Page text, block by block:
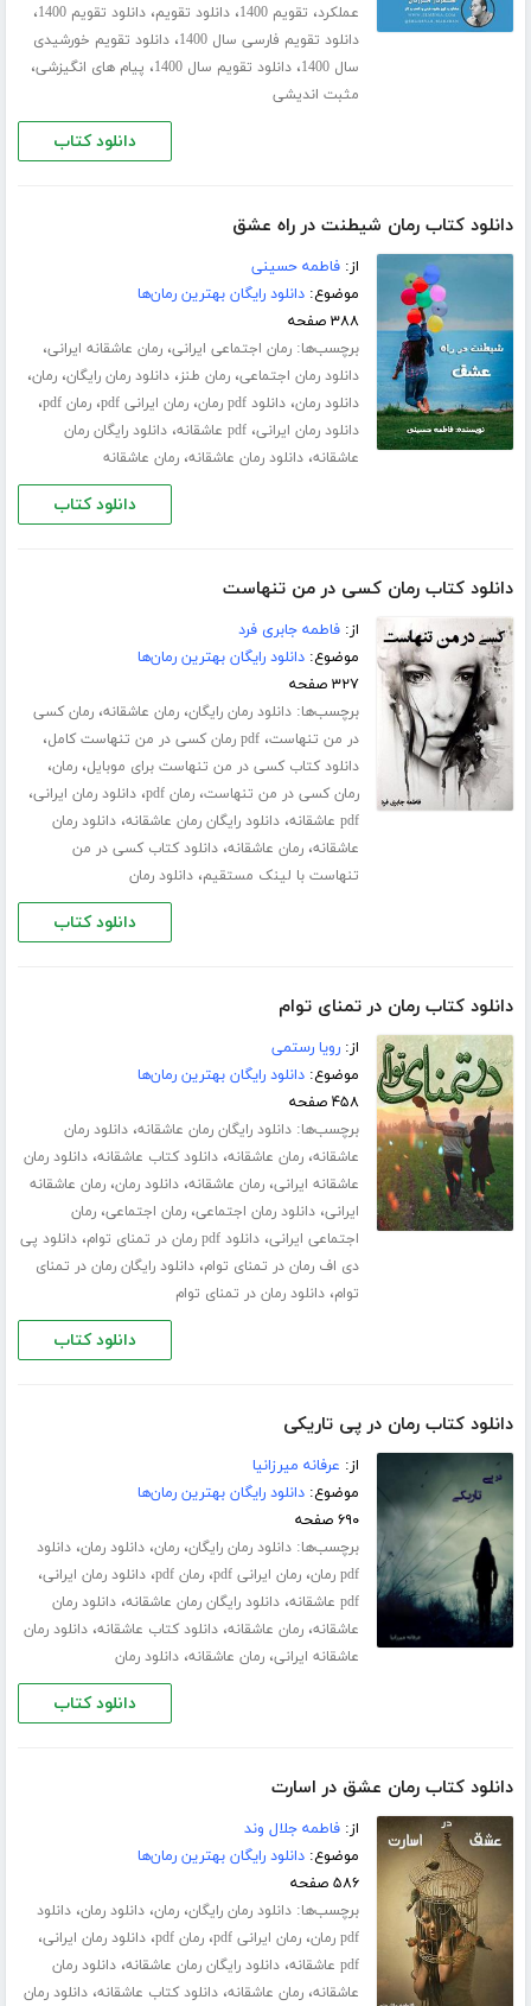
عملکرد، تقویم 1400 ،دانلود تقویم،دانلود تقویم 1400 ،
دانلود تقویم فارسی سال 1400 ،دانلود تقویم خورشیدی
سال 1400
،دانلود تقویم سال 1400 ، پیام های انگیزشی،
مثبت اندیشی
دانلود کتاب
دانلود کتاب رمان شیطنت در راه عشق
از:فاطمه حسینی
موضوع:دانلود رایگان بهترین رمان‌ها
۳۸۸ صفحه
برچسب‌ها:رمان اجتماعی ایرانی،رمان عاشقانه ایرانی،
دانلود رمان اجتماعی،رمان طنز،دانلود رمان رایگان،رمان،
دانلود رمان،دانلود pdf رمان ،رمان ایرانی pdf ،رمان pdf ،
دانلود رمان ایرانی،pdf عاشقانه ،دانلود رایگان رمان
عاشقانه،دانلود رمان عاشقانه،رمان عاشقانه
دانلود کتاب
دانلود کتاب رمان کسی در من تنهاست
از:فاطمه جابری فرد
موضوع:دانلود رایگان بهترین رمان‌ها
۳۲۷ صفحه
برچسب‌ها:دانلود رمان رایگان،رمان عاشقانه،رمان کسی
در من تنهاست،pdf رمان کسی در من تنهاست کامل ،
دانلود کتاب کسی در من تنهاست برای موبایل،رمان،
رمان کسی در من تنهاست،رمان pdf ،دانلود رمان ایرانی،
pdf عاشقانه ،دانلود رایگان رمان عاشقانه،دانلود رمان
عاشقانه،رمان عاشقانه،دانلود کتاب کسی در من
تنهاست با لینک مستقیم،دانلود رمان
دانلود کتاب
دانلود کتاب رمان در تمنای توام
از:رویا رستمی
موضوع:دانلود رایگان بهترین رمان‌ها
۴۵۸ صفحه
برچسب‌ها:دانلود رایگان رمان عاشقانه،دانلود رمان
عاشقانه،رمان عاشقانه،دانلود کتاب عاشقانه،دانلود رمان
عاشقانه ایرانی،رمان عاشقانه،دانلود رمان،رمان عاشقانه
ایرانی،دانلود رمان اجتماعی،رمان اجتماعی،رمان
اجتماعی ایرانی،دانلود pdf رمان در تمنای توام ،دانلود پی
دی اف رمان در تمنای توام،دانلود رایگان رمان در تمنای
توام،دانلود رمان در تمنای توام
دانلود کتاب
دانلود کتاب رمان در پی تاریکی
از: عرفانه میرزانیا
موضوع:دانلود رایگان بهترین رمان‌ها
۶۹۰ صفحه
برچسب‌ها:دانلود رمان رایگان،رمان،دانلود رمان،دانلود
pdf رمان
،رمان ایرانی pdf ،رمان pdf ،دانلود رمان ایرانی،
pdf عاشقانه ،دانلود رایگان رمان عاشقانه،دانلود رمان
عاشقانه،رمان عاشقانه،دانلود کتاب عاشقانه،دانلود رمان
عاشقانه ایرانی،رمان عاشقانه،دانلود رمان
دانلود کتاب
دانلود کتاب رمان عشق در اسارت
از:فاطمه جلال‌ وند
موضوع:دانلود رایگان بهترین رمان‌ها
۵۸۶ صفحه
برچسب‌ها:دانلود رمان رایگان،رمان،دانلود رمان،دانلود
pdf رمان
،رمان ایرانی pdf ،رمان pdf ،دانلود رمان ایرانی،
pdf عاشقانه ،دانلود رایگان رمان عاشقانه،دانلود رمان
عاشقانه،رمان عاشقانه،دانلود کتاب عاشقانه،دانلود رمان